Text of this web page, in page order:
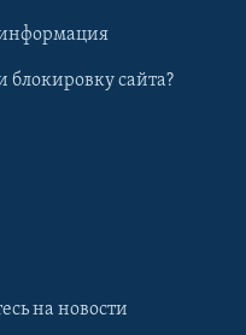
блокировку сайта?
на новости